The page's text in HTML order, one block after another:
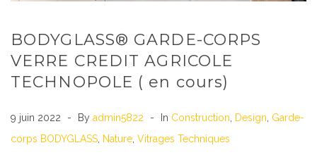
BODYGLASS® GARDE-CORPS
VERRE CREDIT AGRICOLE
TECHNOPOLE ( en cours)
9 juin 2022 By admin5822 In Construction Design Garde-
corps BODYGLASS Nature Vitrages Techniques